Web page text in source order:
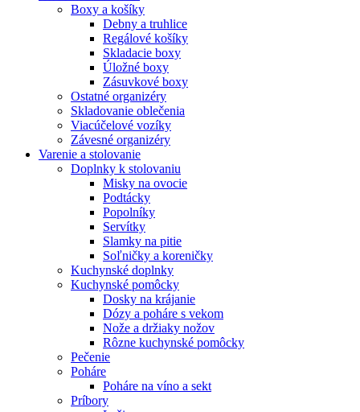
Boxy a košíky
Debny a truhlice
Regálové košíky
Skladacie boxy
Úložné boxy
Zásuvkové boxy
Ostatné organizéry
Skladovanie oblečenia
Viacúčelové vozíky
Závesné organizéry
Varenie a stolovanie
Doplnky k stolovaniu
Misky na ovocie
Podtácky
Popolníky
Servítky
Slamky na pitie
Soľničky a koreničky
Kuchynské doplnky
Kuchynské pomôcky
Dosky na krájanie
Dózy a poháre s vekom
Nože a držiaky nožov
Rôzne kuchynské pomôcky
Pečenie
Poháre
Poháre na víno a sekt
Príbory